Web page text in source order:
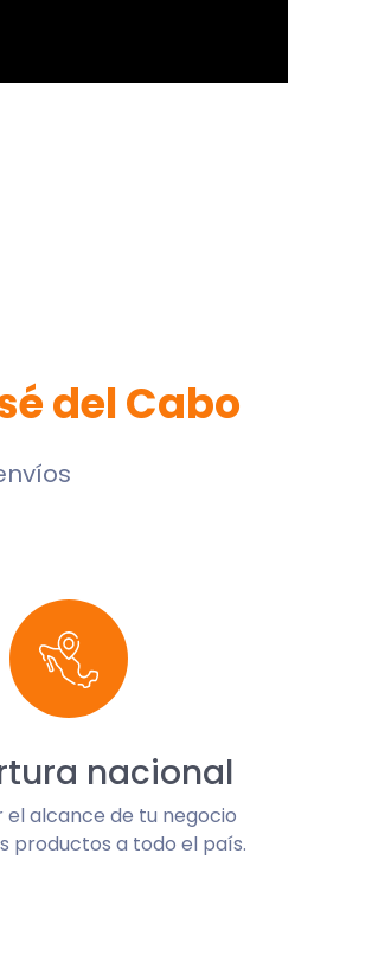
del Cabo
nacional
el alcance de tu negocio
productos a todo el país.